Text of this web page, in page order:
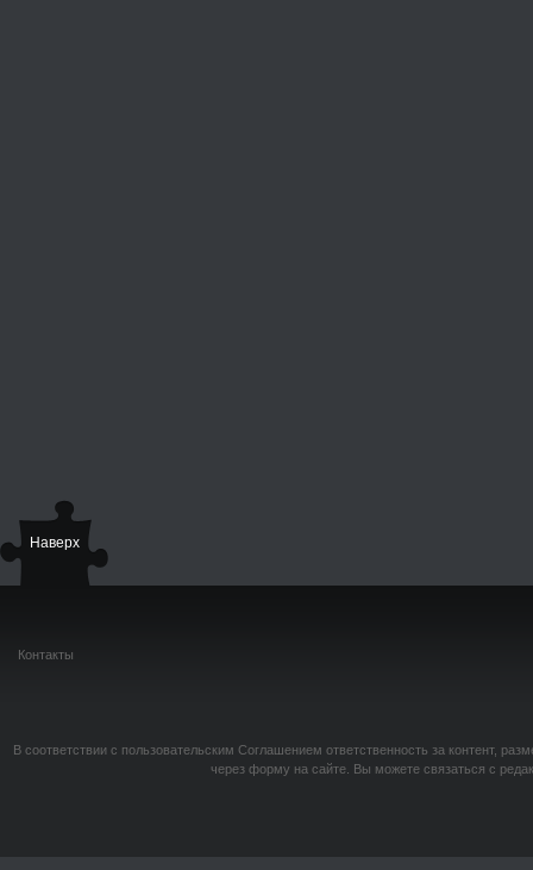
Наверх
Контакты
В соответствии с пользовательским Соглашением ответственность за контент,
через форму на сайте. Вы можете связаться с